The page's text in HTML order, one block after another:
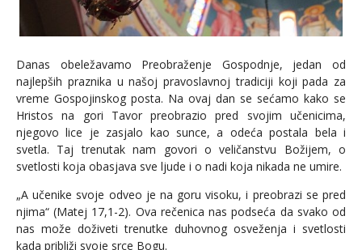
Danas obeležavamo Preobraženje Gospodnje, jedan od
najlepših praznika u našoj pravoslavnoj tradiciji koji pada za
vreme Gospojinskog posta. Na ovaj dan se sećamo kako se
Hristos na gori Tavor preobrazio pred svojim učenicima,
njegovo lice je zasjalo kao sunce, a odeća postala bela i
svetla. Taj trenutak nam govori o veličanstvu Božijem, o
svetlosti koja obasjava sve ljude i o nadi koja nikada ne umire.
„A učenike svoje odveo je na goru visoku, i preobrazi se pred
njima“ (Matej 17,1-2). Ova rečenica nas podseća da svako od
nas može doživeti trenutke duhovnog osveženja i svetlosti
kada približi svoje srce Bogu.